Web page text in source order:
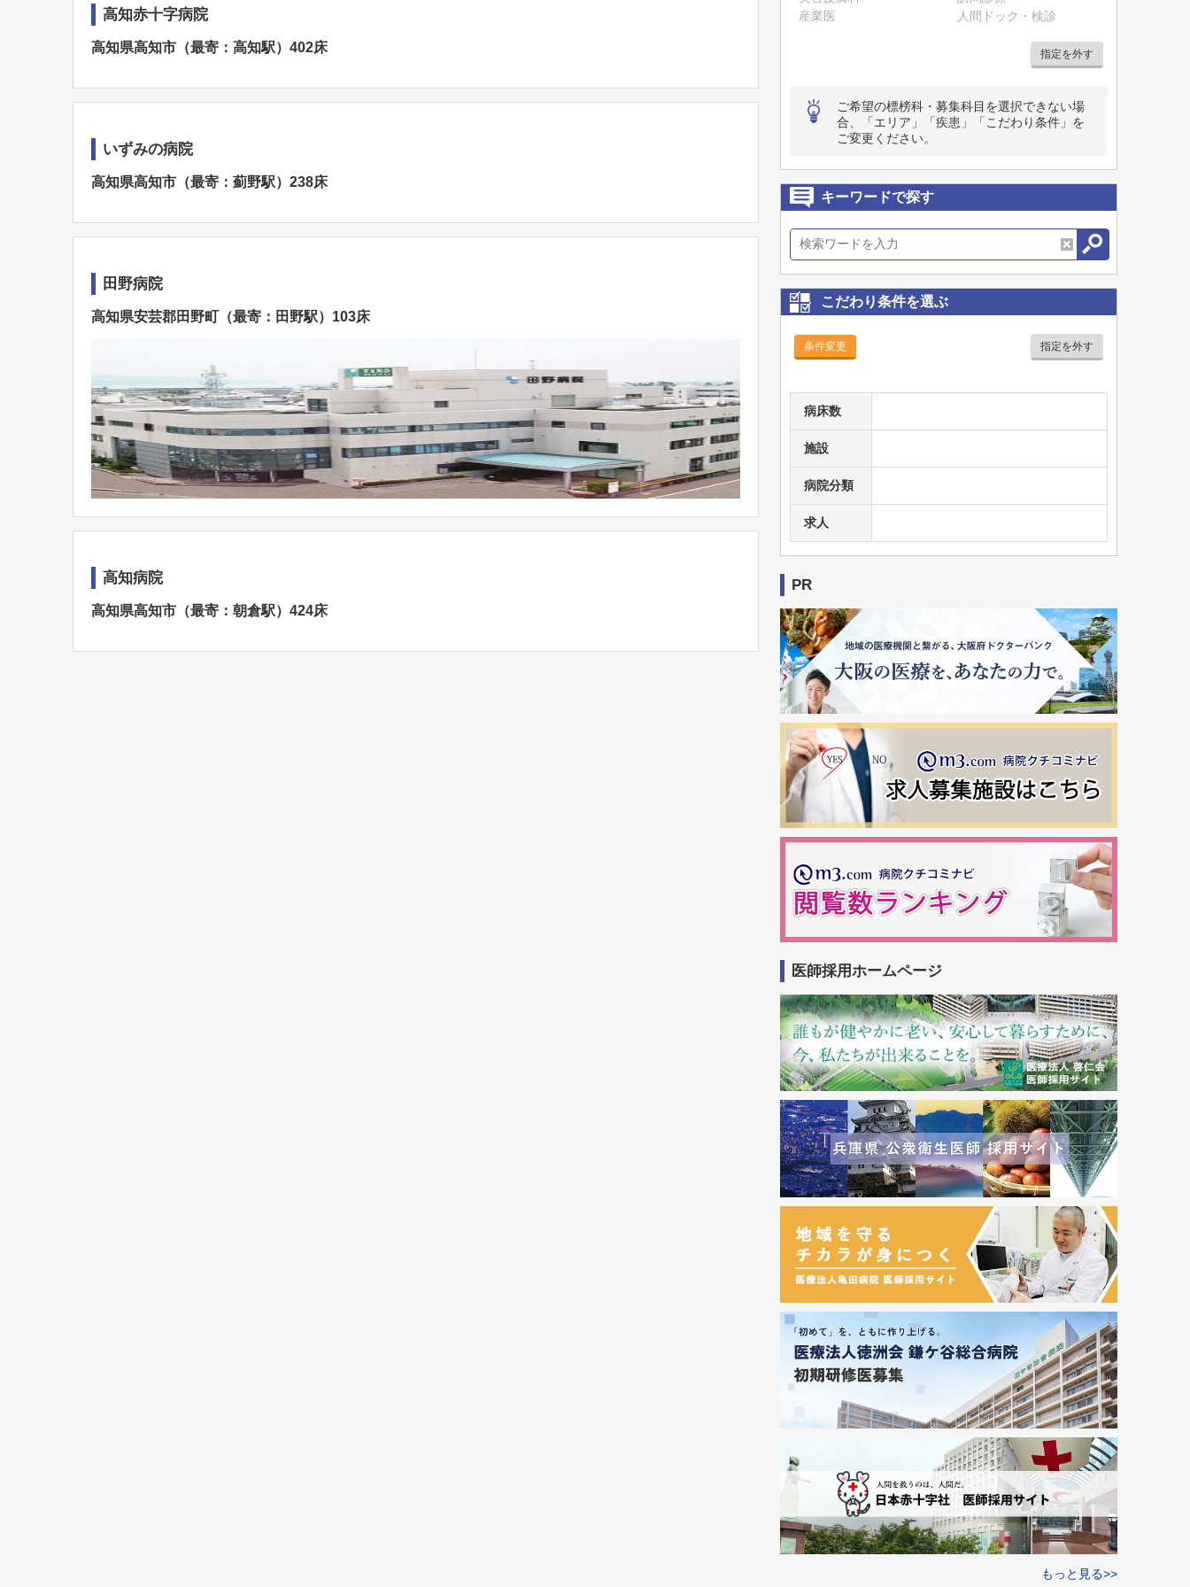
高知赤十字病院
高知県高知市（最寄：高知駅）402床
いずみの病院
高知県高知市（最寄：薊野駅）238床
田野病院
高知県安芸郡田野町（最寄：田野駅）103床
高知病院
高知県高知市（最寄：朝倉駅）424床
産業医
人間ドック・検診
指定を外す
ご希望の標榜科・募集科目を選択できない場
合、「エリア」「疾患」「こだわり条件」を
ご変更ください。
キーワードで探す
こだわり条件を選ぶ
条件変更 指定を外す
病床数
施設
病院分類
求人
PR
医師採用ホームページ
もっと見る>>